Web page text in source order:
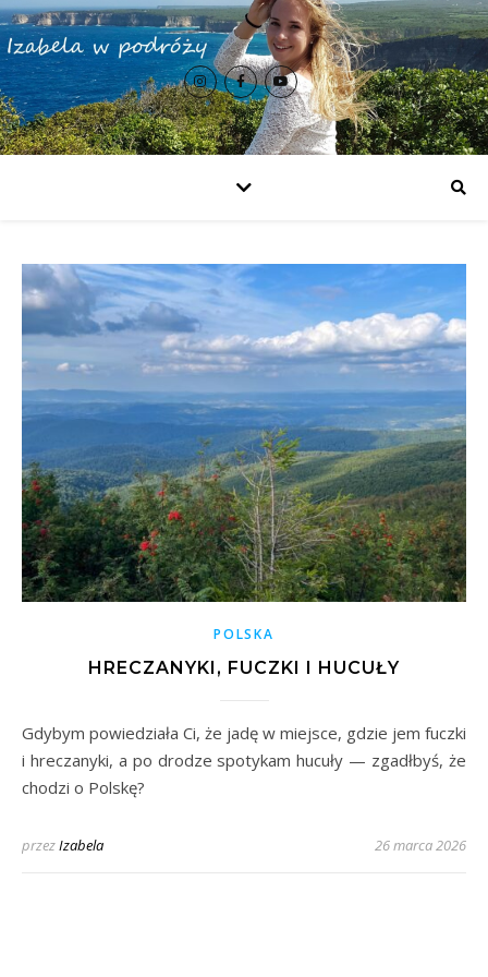
POLSKA
HRECZANYKI, FUCZKI I HUCUŁY
Gdybym powiedziała Ci, że jadę w miejsce, gdzie jem fuczki
i hreczanyki, a po drodze spotykam hucuły — zgadłbyś, że
chodzi o Polskę?
przezIzabela 26 marca 2026